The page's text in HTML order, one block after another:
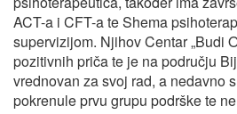
ACT-a i CFT-a te Shema
supervizijom. Njihov Centar „Budi
pozitivnih priča te je na području
vrednovan za svoj rad, a nedavno
pokrenule prvu grupu podrške te